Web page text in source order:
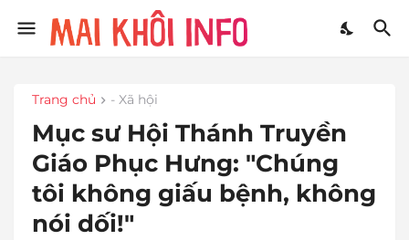
Trang chủ - Xã hội
Mục sư Hội Thánh Truyền
Giáo Phục Hưng: "Chúng
tôi không giấu bệnh, không
nói dối!"